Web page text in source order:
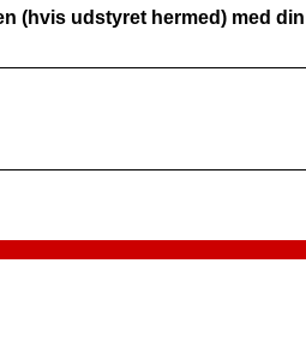
(hvis udstyret hermed) med